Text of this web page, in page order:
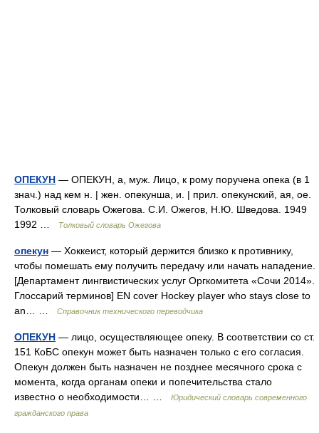
ОПЕКУН — ОПЕКУН, а, муж. Лицо, к рому поручена опека (в 1
знач.) над кем н. | жен. опекунша, и. | прил. опекунский, ая, ое.
Толковый словарь Ожегова. С.И. Ожегов, Н.Ю. Шведова. 1949
1992 …
Толковый словарь Ожегова
опекун — Хоккеист, который держится близко к противнику,
чтобы помешать ему получить передачу или начать нападение.
[Департамент лингвистических услуг Оргкомитета «Сочи 2014».
Глоссарий терминов] EN cover Hockey player who stays close to
an… …
Справочник технического переводчика
ОПЕКУН — лицо, осуществляющее опеку. В соответствии со ст.
151 КоБС опекун может быть назначен только с его согласия.
Опекун должен быть назначен не позднее месячного срока с
момента, когда органам опеки и попечительства стало
известно о необходимости… …
Юридический словарь современного
гражданского права